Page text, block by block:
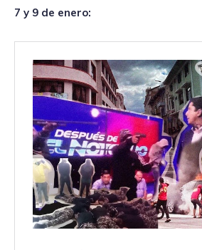
7 y 9 de enero: